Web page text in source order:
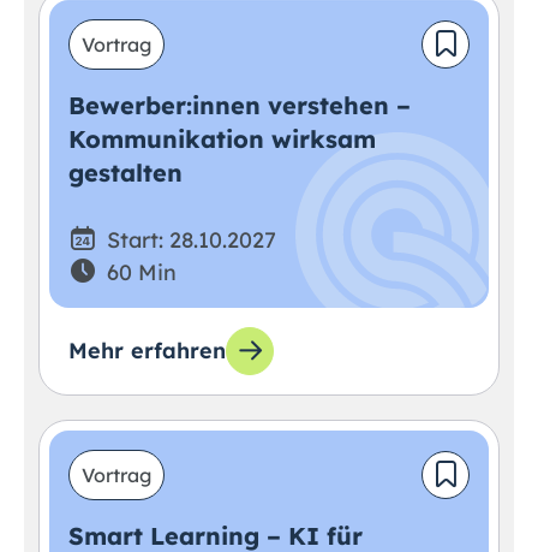
Vortrag
Bewerber:innen verstehen –
Kommunikation wirksam
gestalten
Start: 28.10.2027
60 Min
Mehr erfahren
Vortrag
Smart Learning – KI für